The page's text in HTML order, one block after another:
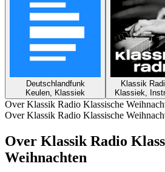
Deutschlandfunk
Keulen, Klassiek
Klassik
Klassiek,
Over Klassik Radio Klassische
Over Klassik Radio Klassische
Over Klassik Radio
Weihnachten